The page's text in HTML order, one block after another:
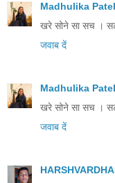
Madhulika Patel
खरे सोने सा सच ।
जवाब दें
Madhulika Patel
खरे सोने सा सच ।
जवाब दें